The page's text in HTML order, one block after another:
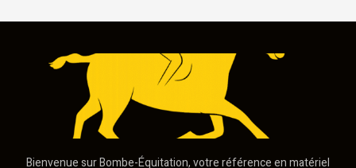
Bienvenue sur Bombe-Équitation, votre référence en matériel